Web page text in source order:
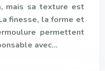
mais sa texture est
finesse, la forme et
permettent
avec…